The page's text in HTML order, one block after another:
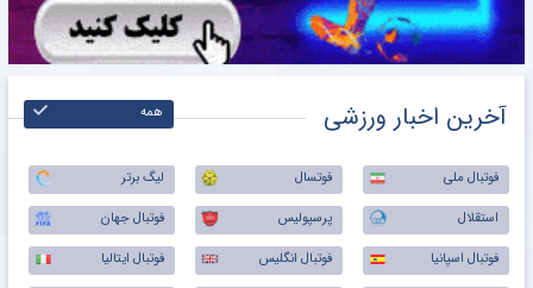
آخرین اخبار ورزشی همه
فوتبال ملی فوتسال
لیگ برتر
استقلال
پرسپولیس
فوتبال جهان
فوتبال اسپانیا
فوتبال انگلیس
فوتبال ایتالیا